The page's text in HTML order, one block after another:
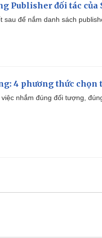
Publisher đối tác của
sau để nắm danh sách
4 phương thức chọn
nhắm đúng đối tượng,